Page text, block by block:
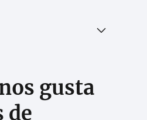
gusta
de